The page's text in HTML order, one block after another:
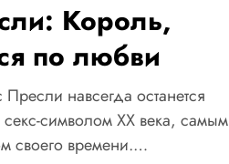
Король,
по любви
навсегда останется
символом ХХ века, самым
своего времени.…